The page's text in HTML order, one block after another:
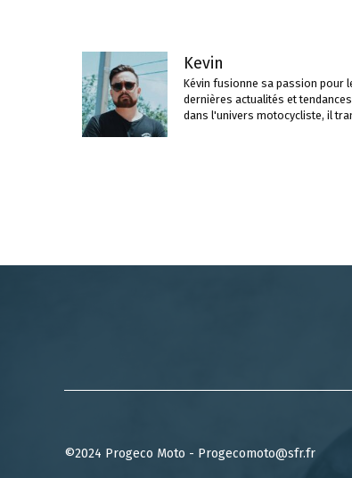
Kevin
Kévin fusionne sa passion pour
dernières actualités et
dans l'univers motocycliste, il
©2024 Progeco Moto - Progecomoto@sfr.fr